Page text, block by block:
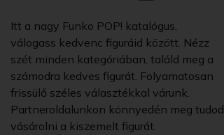
Itt a nagy Funko POP! katalógus,
válogass kedvenc figuráid között. Nézz
szét minden kategóriában, találd meg a
számodra kedves figurát. Folyamatosan
frissülő széles választékkal várunk.
Partneroldalunkon könnyedén meg tudod
vásárolni a kiszemelt figurát.